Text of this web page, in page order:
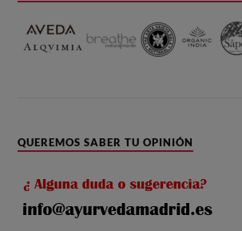
QUEREMOS SABER TU OPINIÓN